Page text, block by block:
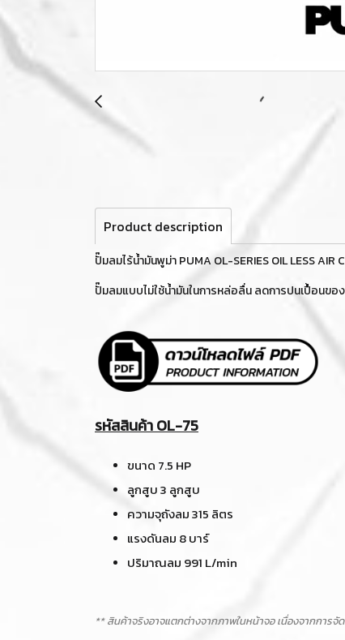
Product description
ปั๊มลมไร้น้ำมันพูม่า PUMA OL-SERIES OIL LESS AIR
ปั๊มลมแบบไม่ใช้น้ำมันในการหล่อลื่น ลดการปนเปื้อนขอ
รหัสสินค้า OL-75
ขนาด 7.5 HP
ลูกสูบ 3 ลูกสูบ
ความจุถังลม 315 ลิตร
แรงดันลม 8 บาร์
ปริมาณลม 991 L/min
** สินค้าจริงอาจแตกต่างจากภาพในหน้าจอ เนื่องจากกา